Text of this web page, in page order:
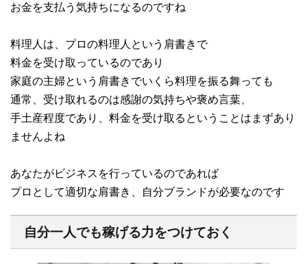
お金を支払う気持ちになるのですね
料理人は、プロの料理人という肩書きで
料金を受け取っているのであり
家庭の主婦という肩書きでいくら料理を振る舞っても
通常、受け取れるのは感謝の気持ちや褒め言葉、
手土産程度であり、料金を受け取るということはまずあり
ませんよね
あなたがビジネスを行っているのであれば
プロとして適切な肩書き、自分ブランドが必要なのです
自分一人でも稼げる力をつけておく